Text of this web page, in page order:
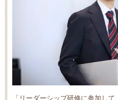
「リーダーシップ研修に参加し